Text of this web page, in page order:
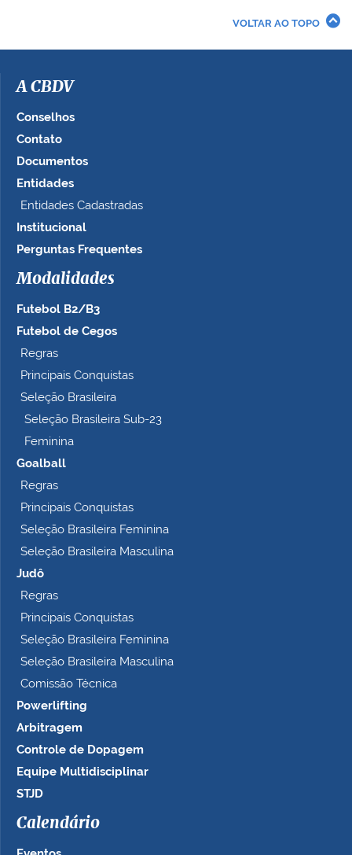
VOLTAR AO TOPO
A CBDV
Conselhos
Contato
Documentos
Entidades
Entidades Cadastradas
Institucional
Perguntas Frequentes
Modalidades
Futebol B2/B3
Futebol de Cegos
Regras
Principais Conquistas
Seleção Brasileira
Seleção Brasileira Sub-23
Feminina
Goalball
Regras
Principais Conquistas
Seleção Brasileira Feminina
Seleção Brasileira Masculina
Judô
Regras
Principais Conquistas
Seleção Brasileira Feminina
Seleção Brasileira Masculina
Comissão Técnica
Powerlifting
Arbitragem
Controle de Dopagem
Equipe Multidisciplinar
STJD
Calendário